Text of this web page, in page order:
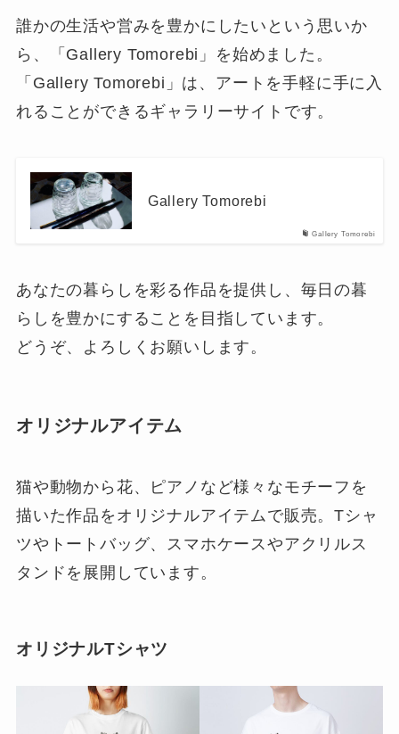
誰かの生活や営みを豊かにしたいという思いか
ら、「Gallery Tomorebi」を始めました。
「Gallery Tomorebi」は、アートを手軽に手に入
れることができるギャラリーサイトです。
Gallery Tomorebi
Gallery Tomorebi
あなたの暮らしを彩る作品を提供し、毎日の暮
らしを豊かにすることを目指しています。
どうぞ、よろしくお願いします。
オリジナルアイテム
猫や動物から花、ピアノなど様々なモチーフを
描いた作品をオリジナルアイテムで販売。Tシャ
ツやトートバッグ、スマホケースやアクリルス
タンドを展開しています。
オリジナルTシャツ